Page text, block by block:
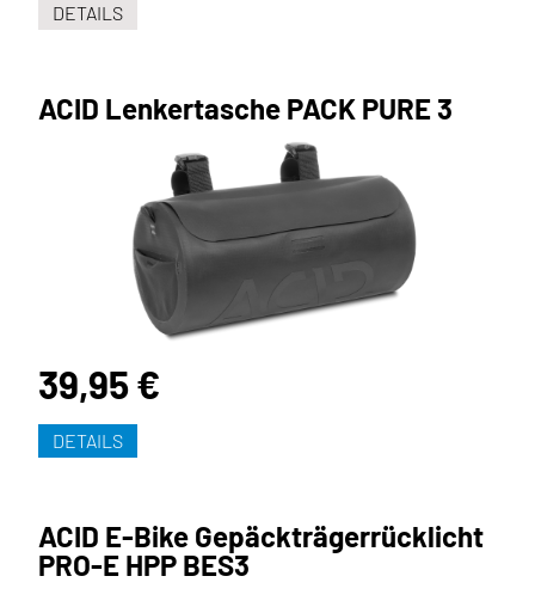
DETAILS
ACID Lenkertasche PACK PURE 3
39,95 €
DETAILS
ACID E-Bike Gepäckträgerrücklicht
PRO-E HPP BES3